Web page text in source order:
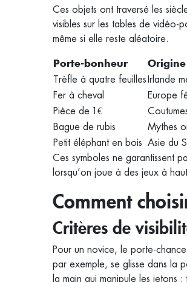
Ces objets ont traversé les
visibles sur les tables de
même si elle reste aléatoire.
Porte‑bonheur Origine
Trèfle à quatre feuillesIrlande
Fer à cheval
Europe
Pièce de 1 €
Bague de rubis
Mythes
Petit éléphant en bois Asie du
Ces symboles ne garantissent
lorsqu’on joue à des jeux à
Comment
Critères de
Pour un novice, le
par exemple, se glisse dans la
la main qui manipule les jetons